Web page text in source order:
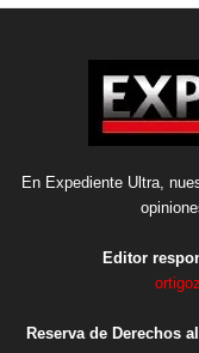
En Expediente Ultra,
Editor
Reserva de Derechos